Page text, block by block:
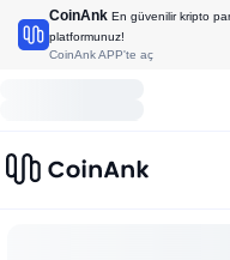
CoinAnk En güvenilir kripto
platformunuz!
CoinAnk APP'te aç